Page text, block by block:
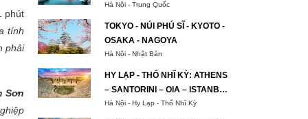
phút
tính
phải
Sơn
MẠC NHUNG HẠNG NGÔ
TƯƠNG TÂY
Hà Nội - Trung Quốc
TOKYO - NÚI PHÚ SĨ - KYOTO -
OSAKA - NAGOYA
Hà Nội - Nhật Bản
HY LẠP - THỔ NHĨ KỲ: ATHENS
– SANTORINI – OIA – ISTANBUL
– BURSA– IZMIR – PAMUKKALE
Hà Nội - Hy Lạp - Thổ Nhĩ Kỳ